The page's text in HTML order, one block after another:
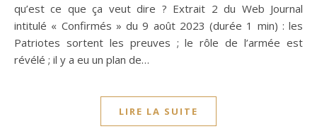
qu’est ce que ça veut dire ? Extrait 2 du Web Journal
intitulé « Confirmés » du 9 août 2023 (durée 1 min) : les
Patriotes sortent les preuves ; le rôle de l’armée est
révélé ; il y a eu un plan de…
LIRE LA SUITE